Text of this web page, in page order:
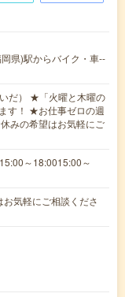
県)駅からバイク・車--
だ） ★「火曜と木曜の
す！ ★お仕事ゼロの週
みの希望はお気軽にご
～18:0015:00～
気軽にご相談くださ